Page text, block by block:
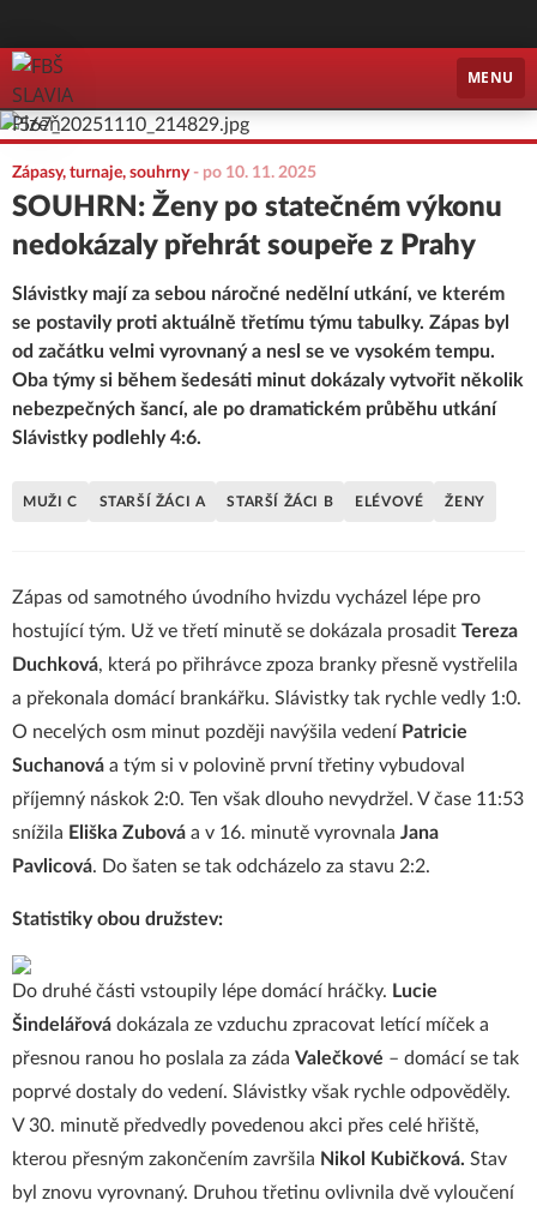
FBŠ SLAVIA Plzeň
MENU
Zápasy, turnaje, souhrny - po 10. 11. 2025
SOUHRN: Ženy po statečném výkonu
nedokázaly přehrát soupeře z Prahy
Slávistky mají za sebou náročné nedělní utkání, ve kterém
se postavily proti aktuálně třetímu týmu tabulky. Zápas byl
od začátku velmi vyrovnaný a nesl se ve vysokém tempu.
Oba týmy si během šedesáti minut dokázaly vytvořit několik
nebezpečných šancí, ale po dramatickém průběhu utkání
Slávistky podlehly 4:6.
MUŽI C STARŠÍ ŽÁCI A STARŠÍ ŽÁCI B ELÉVOVÉ ŽENY
Zápas od samotného úvodního hvizdu vycházel lépe pro
hostující tým. Už ve třetí minutě se dokázala prosadit Tereza
Duchková, která po přihrávce zpoza branky přesně vystřelila
a překonala domácí brankářku. Slávistky tak rychle vedly 1:0.
O necelých osm minut později navýšila vedení Patricie
Suchanová a tým si v polovině první třetiny vybudoval
příjemný náskok 2:0. Ten však dlouho nevydržel. V čase 11:53
snížila Eliška Zubová a v 16. minutě vyrovnala Jana
Pavlicová. Do šaten se tak odcházelo za stavu 2:2.
Statistiky obou družstev:
Do druhé části vstoupily lépe domácí hráčky. Lucie
Šindelářová dokázala ze vzduchu zpracovat letící míček a
přesnou ranou ho poslala za záda Valečkové – domácí se tak
poprvé dostaly do vedení. Slávistky však rychle odpověděly.
V 30. minutě předvedly povedenou akci přes celé hřiště,
kterou přesným zakončením završila Nikol Kubičková. Stav
byl znovu vyrovnaný. Druhou třetinu ovlivnila dvě vyloučení